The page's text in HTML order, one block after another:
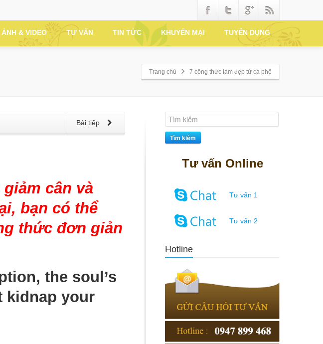
ẢNH & VIDEO TƯ VẤN TIN TỨC KHUYẾN MẠI TUYỂN DỤNG
Trang chủ 7 công thức làm đẹp từ cà phê
Bài tiếp
cân và
bạn có thể
thức đơn giản
the soul’s
kidnap your
Tìm kiếm
Tư vấn Online
Tư vấn 1
Tư vấn 2
Hotline